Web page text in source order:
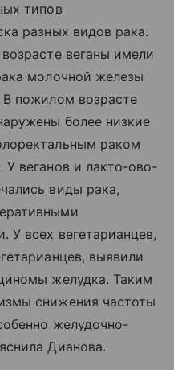
типов
разных видов рака.
веганы имели
молочной железы
В пожилом возрасте
более низкие
раком
веганов и лакто-ово-
виды рака,
всех вегетарианцев,
выявили
желудка. Таким
снижения частоты
желудочно-
Дианова.